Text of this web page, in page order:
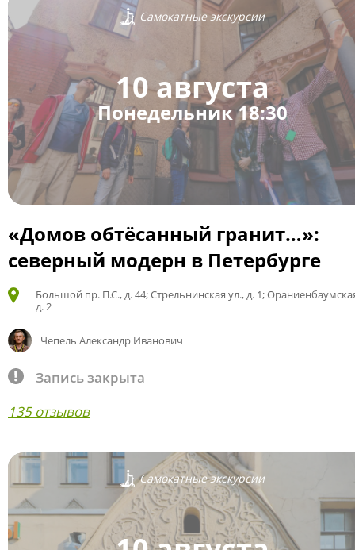
Самокатные экскурсии
10 августа
Понедельник 18:30
«Домов обтёсанный гранит…»:
северный модерн в Петербурге
Большой пр. П.С., д. 44; Стрельнинская ул., д. 1;
д. 2
Чепель Александр Иванович
Запись закрыта
135 отзывов
Самокатные экскурсии